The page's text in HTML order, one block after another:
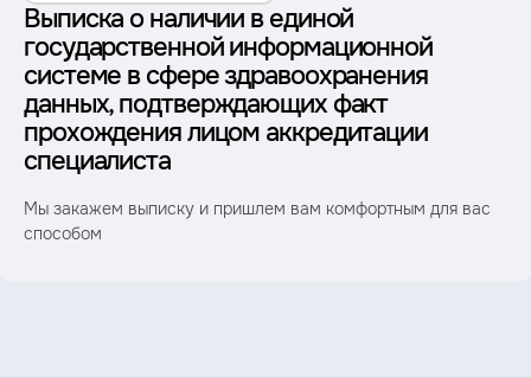
Выписка о наличии в единой
государственной информационной
системе в сфере здравоохранения
данных, подтверждающих факт
прохождения лицом аккредитации
специалиста
Мы закажем выписку и пришлем вам комфортным для вас
способом